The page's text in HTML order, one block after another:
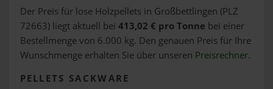
Der Preis für lose Holzpellets in Großbettlingen (PLZ
72663) liegt aktuell bei 413,02 € pro Tonne bei einer
Bestellmenge von 6.000 kg. Den genauen Preis für Ihre
Wunschmenge erhalten Sie über unseren Preisrechner.
PELLETS SACKWARE